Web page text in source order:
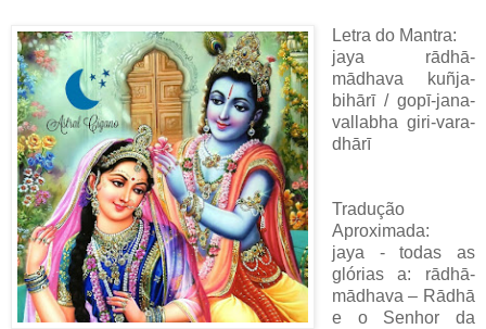
Letra do Mantra:
jaya rādhā-
mādhava kuñja-
bihārī / gopī-jana-
vallabha giri-vara-
dhārī
Tradução
Aproximada:
jaya - todas as
glórias a: rādhā-
mādhava – Rādhā
e o Senhor da